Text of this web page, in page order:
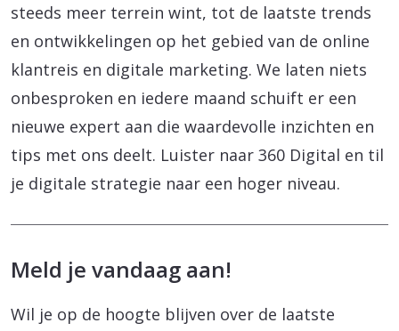
steeds meer terrein wint, tot de laatste trends
en ontwikkelingen op het gebied van de online
klantreis en digitale marketing. We laten niets
onbesproken en iedere maand schuift er een
nieuwe expert aan die waardevolle inzichten en
tips met ons deelt. Luister naar 360 Digital en til
je digitale strategie naar een hoger niveau.
Meld je vandaag aan!
Wil je op de hoogte blijven over de laatste